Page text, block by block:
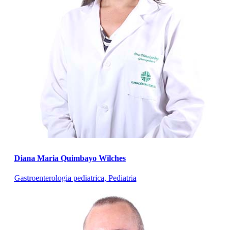
Diana Maria Quimbayo Wilches
Gastroenterologia pediatrica, Pediatria